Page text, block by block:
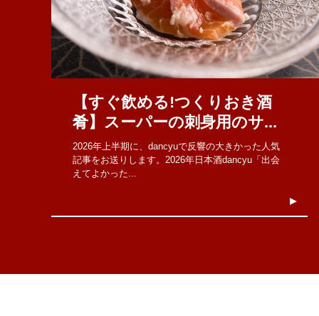
【すぐ飲める!つくりおき酒
肴】スーパーの刺身用のサ...
2026年上半期に、dancyuで反響の大きかった人気
記事をお送りします。2026年日本酒dancyu「出会
えてよかった...